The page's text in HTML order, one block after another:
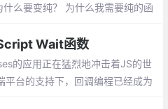
么要变纯？ 为什么我需要纯的函
Wait函数
的应用正在猛烈地冲击着JS的世
平台的支持下，回调编程已经成为